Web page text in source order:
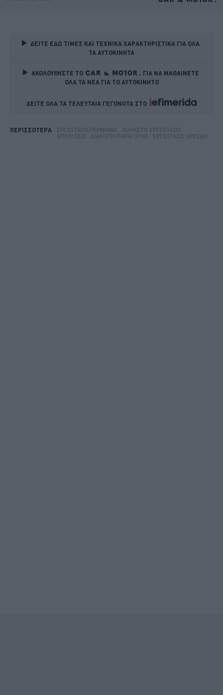
ΔΕΙΤΕ ΕΔΩ ΤΙΜΕΣ ΚΑΙ ΤΕΧΝΙΚΑ ΧΑΡΑΚΤΗΡΙΣΤΙΚΑ ΓΙΑ ΟΛΑ
ΤΑ ΑΥΤΟΚΙΝΗΤΑ
ΑΚΟΛΟΥΘΗΣΤΕ ΤΟ
ΓΙΑ ΝΑ ΜΑΘΑΙΝΕΤΕ
ΟΛΑ ΤΑ ΝΕΑ ΓΙΑ ΤΟ ΑΥΤΟΚΙΝΗΤΟ
ΔΕΙΤΕ ΟΛΑ ΤΑ ΤΕΛΕΥΤΑΙΑ ΓΕΓΟΝΟΤΑ ΣΤΟ
ΠΕΡΙΣΣΟΤΕΡΑ ΕΡΓΟΣΤΆΣΙΟ ΓΕΡΜΑΝΊΑ
ΛΟΥΚΈΤΟ ΕΡΓΟΣΤΆΣΙΟ
ΑΠΟΛΎΣΕΙΣ
ΔΙΑΚΟΠΉ ΠΑΡΑΓΩΓΉΣ ΕΡΓΟΣΤΆΣΙΟ ΔΡΈΣΔΗ